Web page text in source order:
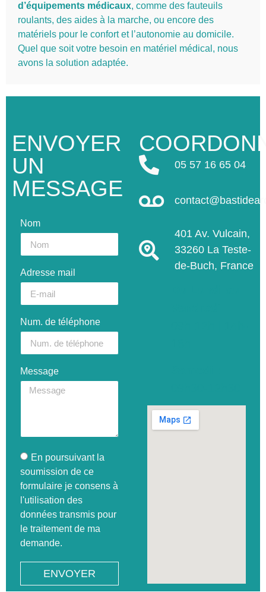
d’équipements médicaux, comme des fauteuils
roulants, des aides à la marche, ou encore des
matériels pour le confort et l’autonomie au domicile.
Quel que soit votre besoin en matériel médical, nous
avons la solution adaptée.
ENVOYER
UN
MESSAGE
Nom
Adresse mail
Num. de téléphone
Message
En poursuivant la
soumission de ce
formulaire je consens à
l'utilisation des
données transmis pour
le traitement de ma
demande.
ENVOYER
05 57 16 65 04
401 Av. Vulcain,
33260 La Teste-
de-Buch, France